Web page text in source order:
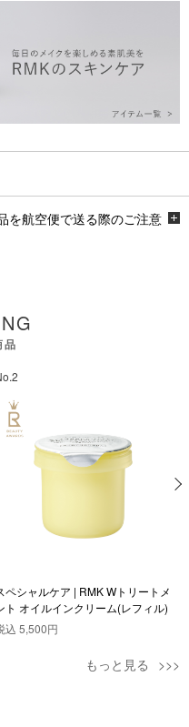
を航空便で送る際のご注意
品
ペシャルケア | RMK Wトリートメ
ト オイルインクリーム(レフィル)
込 5,500円
もっと見る